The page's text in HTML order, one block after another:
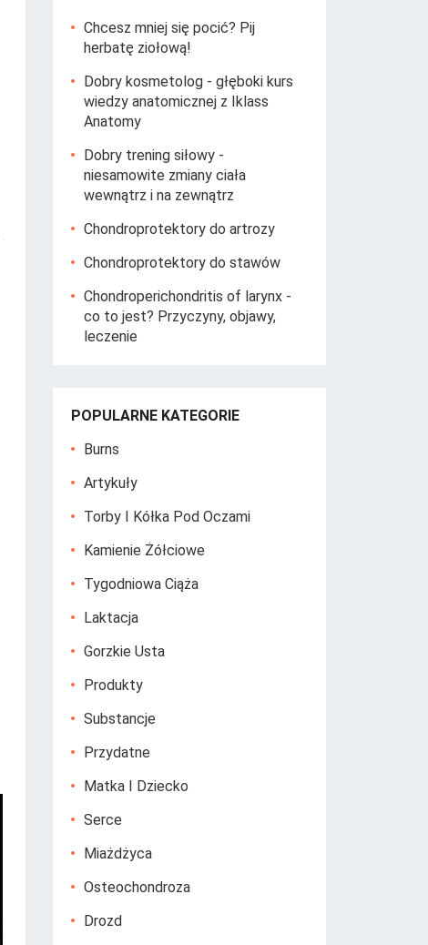
Chcesz mniej się pocić? Pij
herbatę ziołową!
Dobry kosmetolog - głęboki kurs
wiedzy anatomicznej z Iklass
Anatomy
Dobry trening siłowy -
niesamowite zmiany ciała
wewnątrz i na zewnątrz
Chondroprotektory do artrozy
Chondroprotektory do stawów
Chondroperichondritis of larynx -
co to jest? Przyczyny, objawy,
leczenie
POPULARNE KATEGORIE
Burns
Artykuły
Torby I Kółka Pod Oczami
Kamienie Żółciowe
Tygodniowa Ciąża
Laktacja
Gorzkie Usta
Produkty
Substancje
Przydatne
Matka I Dziecko
Serce
Miażdżyca
Osteochondroza
Drozd